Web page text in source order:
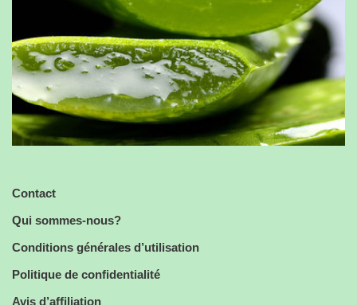
Contact
Qui sommes-nous?
Conditions générales d’utilisation
Politique de confidentialité
Avis d’affiliation